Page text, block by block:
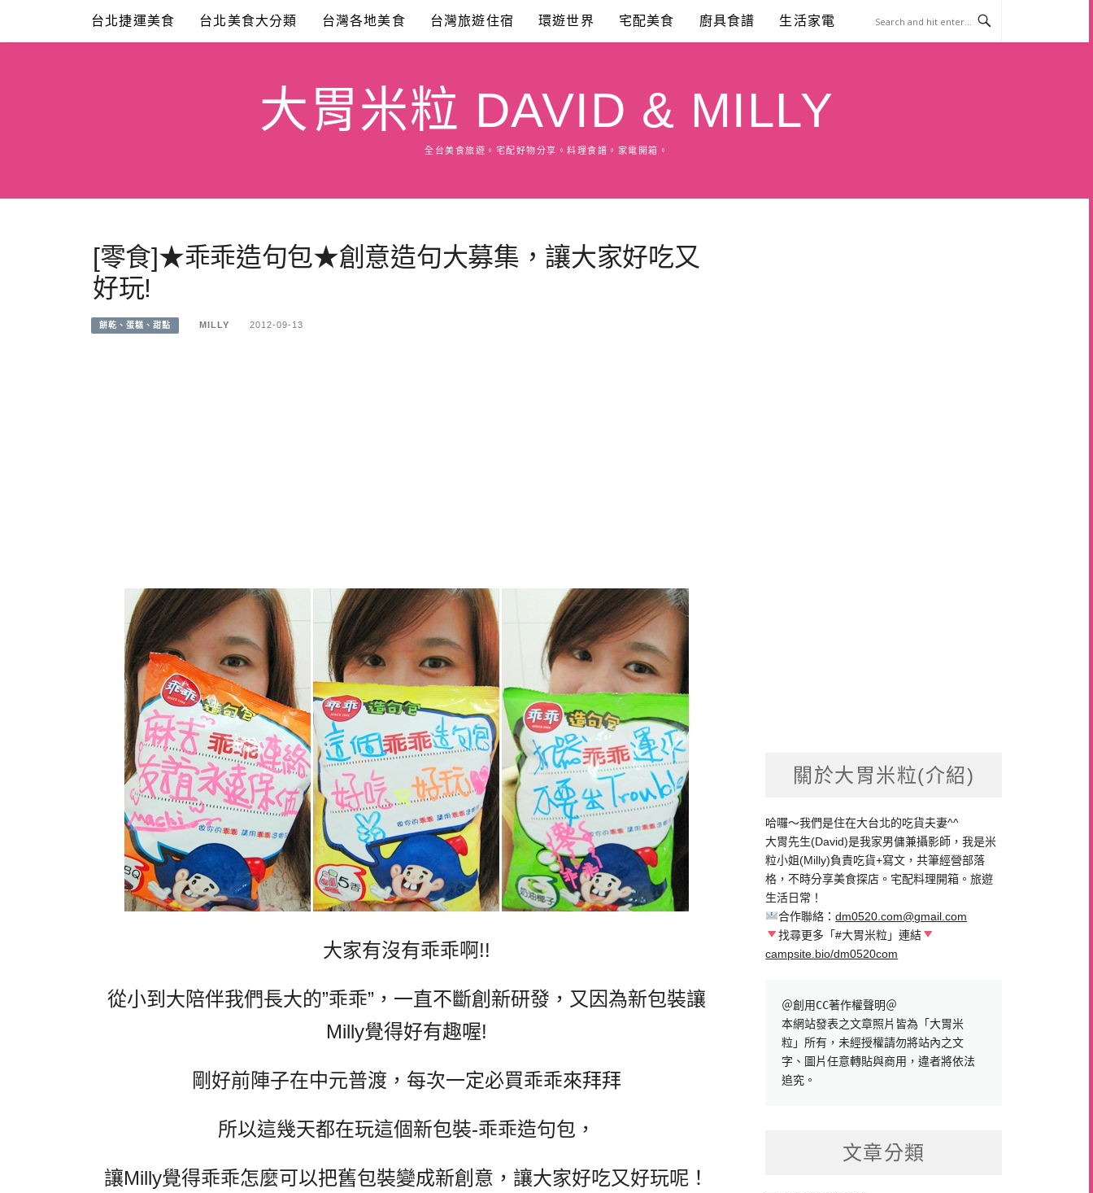
content
台北捷運美食 台北美食大分類 台灣各地美食 台灣旅遊住宿 環遊世界 宅配美食 廚具食譜 生活家電
大胃米粒 DAVID & MILLY
全台美食旅遊。宅配好物分享。料理食譜。家電開箱。
[零食]★乖乖造句包★創意造句大募集，讓大家好吃又
好玩!
餅乾、蛋糕、甜點 MILLY 2012-09-13
大家有沒有乖乖啊!!
從小到大陪伴我們長大的”乖乖”，一直不斷創新研發，又因為新包裝讓
Milly覺得好有趣喔!
剛好前陣子在中元普渡，每次一定必買乖乖來拜拜
所以這幾天都在玩這個新包裝-乖乖造句包，
讓Milly覺得乖乖怎麼可以把舊包裝變成新創意，讓大家好吃又好玩呢！
關於大胃米粒(介紹)
哈囉～我們是住在大台北的吃貨夫妻^^
大胃先生(David)是我家男傭兼攝影師，我是米
粒小姐(Milly)負責吃貨+寫文，共筆經營部落
格，不時分享美食探店。宅配料理開箱。旅遊
生活日常！
合作聯絡：dm0520.com@gmail.com
找尋更多「#大胃米粒」連結
campsite.bio/dm0520com
＠創用CC著作權聲明＠
本網站發表之文章照片皆為「大胃米
粒」所有，未經授權請勿將站內之文
字、圖片任意轉貼與商用，違者將依法
追究。
文章分類